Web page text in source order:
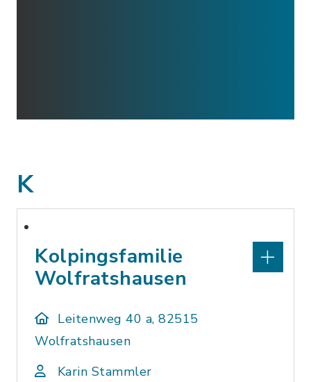
K
Kolpingsfamilie
Wolfratshausen
Leitenweg 40 a, 82515
Wolfratshausen
Karin Stammler